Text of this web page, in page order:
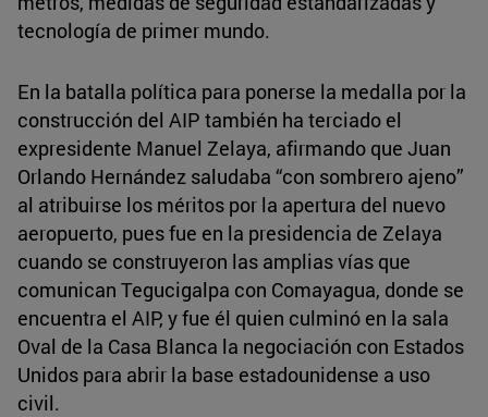
tecnología de primer mundo.
En la batalla política para ponerse la medalla por la
construcción del AIP también ha terciado el
expresidente Manuel Zelaya, afirmando que Juan
Orlando Hernández saludaba “con sombrero ajeno”
al atribuirse los méritos por la apertura del nuevo
aeropuerto, pues fue en la presidencia de Zelaya
cuando se construyeron las amplias vías que
comunican Tegucigalpa con Comayagua, donde se
encuentra el AIP, y fue él quien culminó en la sala
Oval de la Casa Blanca la negociación con Estados
Unidos para abrir la base estadounidense a uso
civil.